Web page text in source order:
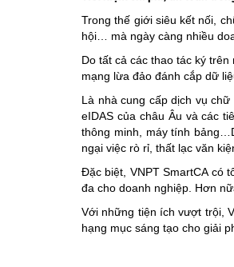
Trong thế giới siêu kết nối,
hội… mà ngày càng nhiều
Do tất cả các thao tác ký
mạng lừa đảo đánh cắp dữ
Là nhà cung cấp dịch vụ
eIDAS của châu Âu và các
thông minh, máy tính
ngại việc rò rỉ, thất lạc văn
Đặc biệt, VNPT SmartCA có
đa cho doanh nghiệp. Hơn
Với những tiện ích vượt trội,
hạng mục sáng tạo cho giải